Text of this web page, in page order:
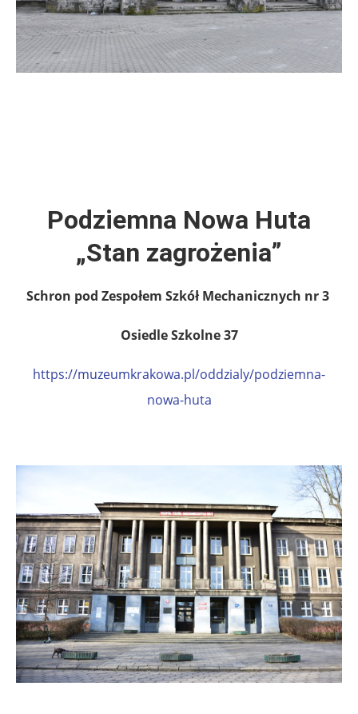
Podziemna Nowa Huta
„Stan zagrożenia”
Schron pod Zespołem Szkół Mechanicznych nr 3
Osiedle Szkolne 37
https://muzeumkrakowa.pl/oddzialy/podziemna-
nowa-huta